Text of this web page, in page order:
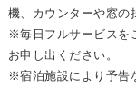
機、カウンターや窓の
※毎日フルサービスを
お申し出ください。
※宿泊施設により予告